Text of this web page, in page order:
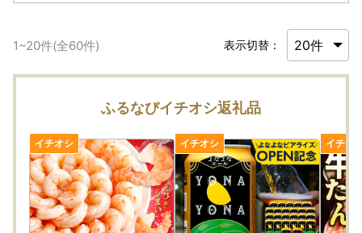
発送予定につきましては、お選びいただく返礼品により異な
ります。各返礼品詳細ページの「配送」欄に記載しておりま
すので、ご確認の上お申し込みください。なお、11～12月は
お申し込みが集中するため、返礼品のお届けまでにお時間を
要しますことをあらかじめご了承の上お申し込みいただきま
すようお願いいたします。
また、返礼品をお受け取りいただけないご不在期間等がござ
いましたら、備考欄にご入力いただくか、お問い合わせ先ま
でご連絡ください。ただし、お届け時期の指定等のご要望に
つきましては対応いたしかねますのであらかじめご了承くだ
さい。
1~20件(全60件) 表示切替：
ふるなびイチオシ返礼品